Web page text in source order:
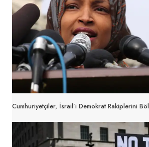
Cumhuriyetçiler, İsrail’i Demokrat Rakiplerini